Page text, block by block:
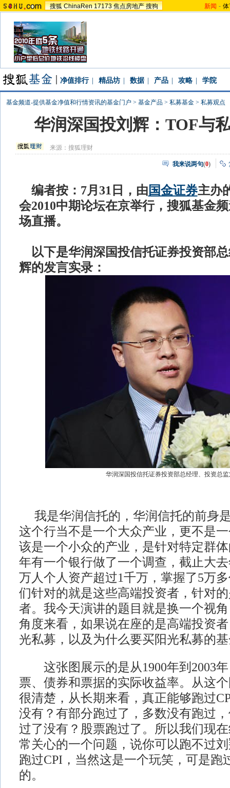
搜狐 ChinaRen 17173 焦点房地产 搜狗 新闻 -
净值排行 精品坊 数据 产品 攻略 学院
基金频道-提供基金净值和行情资讯的基金门户 > 基金产品 > 私募基金 > 私募观点
华润深国投刘辉：TOF与
来源： 搜狐理财
我来说两句(0)
编者按：7月31日，由国金证券主办
会2010中期论坛在京举行，搜狐基金
场直播。
以下是华润深国投信托证券投资部
辉的发言实录：
华润深国投信托证券投资部总经理、投资总
我是华润信托的，华润信托的前身
这个行当不是一个大众产业，更不是
该是一个小众的产业，是针对特定群
年有一个银行做了一个调查，截止大
万人个人资产超过1千万，掌握了5万
们针对的就是这些高端投资者，针对
者。我今天演讲的题目就是换一个视
角度来看，如果说在座的是高端投资
光私募，以及为什么要买阳光私募的
这张图展示的是从1900年到2003年
票、债券和票据的实际收益率。从这
很清楚，从长期来看，真正能够跑过
没有？有部分跑过了，多数没有跑过
过了没有？股票跑过了。所以我们现
常关心的一个问题，说你可以跑不过
跑过CPI，当然这是一个玩笑，可是跑
的。